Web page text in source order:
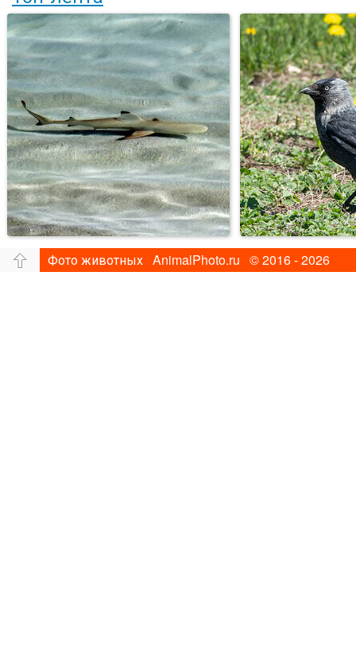
Фото животных AnimalPhoto.ru © 2016 - 2026